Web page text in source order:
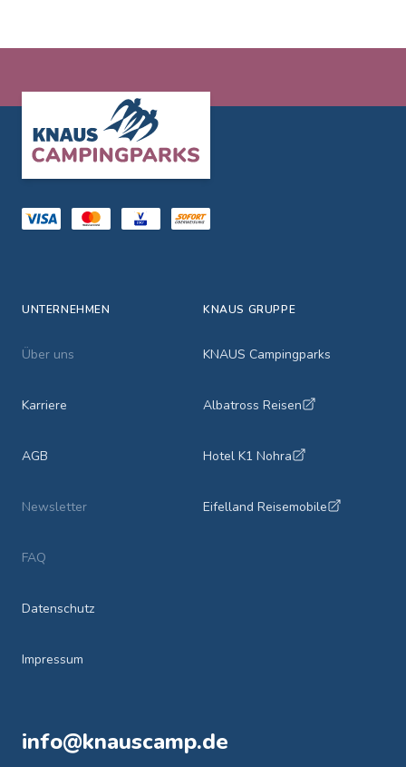
UNTERNEHMEN
Über uns
Karriere
AGB
Newsletter
FAQ
Datenschutz
Impressum
KNAUS GRUPPE
KNAUS Campingparks
Albatross Reisen
Hotel K1 Nohra
Eifelland Reisemobile
info@knauscamp.de